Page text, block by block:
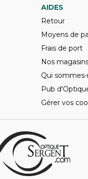
AIDES
Retour
Moyens de
Frais de port
Nos
Qui
Pub
Gérer vos